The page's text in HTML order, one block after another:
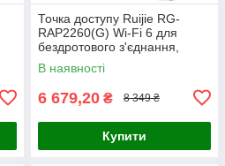
Точка доступу Ruijie RG-
RAP2260(G) Wi-Fi 6 для
бездротового з'єднання,
дводіапазонна, швидкість до
1775 Мбіт/с, кріплення на
В наявності
6 679,20 ₴ 8 349 ₴
Купити